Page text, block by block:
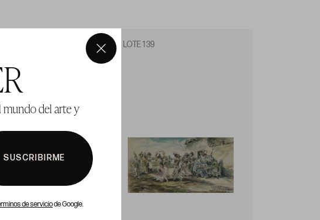
mundo del arte y
SUSCRIBIRME
de serviciode Google.
×
LOTE 139